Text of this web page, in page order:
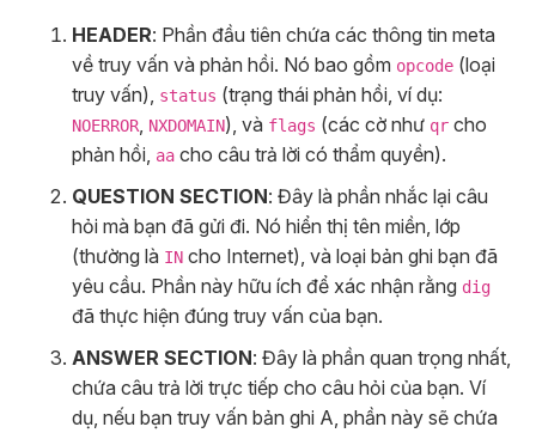
HEADER: Phần đầu tiên chứa các thông tin meta
về truy vấn và phản hồi. Nó bao gồm opcode (loại
truy vấn),
status (trạng thái phản hồi, ví dụ:
NOERROR NXDOMAIN), và flags (các cờ như qr cho
phản hồi,
aa cho câu trả lời có thẩm quyền).
QUESTION SECTION: Đây là phần nhắc lại câu
hỏi mà bạn đã gửi đi. Nó hiển thị tên miền, lớp
(thường là IN cho Internet), và loại bản ghi bạn đã
yêu cầu. Phần này hữu ích để xác nhận rằng dig
đã thực hiện đúng truy vấn của bạn.
ANSWER SECTION: Đây là phần quan trọng nhất,
chứa câu trả lời trực tiếp cho câu hỏi của bạn. Ví
dụ, nếu bạn truy vấn bản ghi A, phần này sẽ chứa